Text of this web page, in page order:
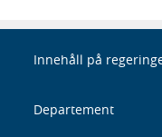
Innehåll på
Departement